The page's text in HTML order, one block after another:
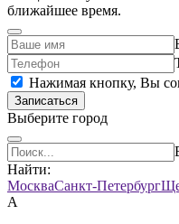
ближайшее время.
Нажимая кнопку, Вы
Записаться
Выберите город
Найти:
МоскваСанкт-Петербург
А